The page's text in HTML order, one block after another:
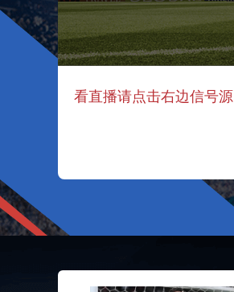
看直播请点击右边信号源